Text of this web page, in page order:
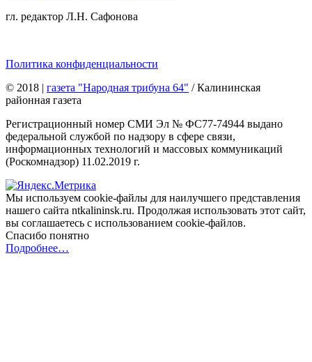
гл. редактор Л.Н. Сафонова
Политика конфиденциальности
© 2018
газета "Народная трибуна 64" / Калининская
районная газета
Регистрационный номер СМИ Эл № ФС77-74944 выдано
федеральной службой по надзору в сфере связи,
информационных технологий и массовых коммуникаций
(Роскомнадзор) 11.02.2019 г.
Мы используем cookie-файлы для наилучшего представления
нашего сайта ntkalininsk.ru. Продолжая использовать этот сайт,
вы соглашаетесь с использованием cookie-файлов.
Спасибо понятно
Подробнее…